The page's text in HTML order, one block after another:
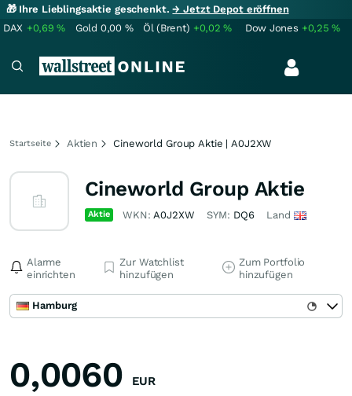
🎁 Ihre Lieblingsaktie geschenkt.→ Jetzt Depot eröffnen
DAX +0,69% Gold 0,00 % Öl (Brent) +0,02% Dow Jones +0,25%
Startseite Aktien Cineworld Group Aktie | A0J2XW
Cineworld Group Aktie
Aktie WKN:A0J2XW SYM: DQ6 Land
Alarme
einrichten
Zur Watchlist
hinzufügen
Zum Portfolio
hinzufügen
Hamburg
0,0060 EUR